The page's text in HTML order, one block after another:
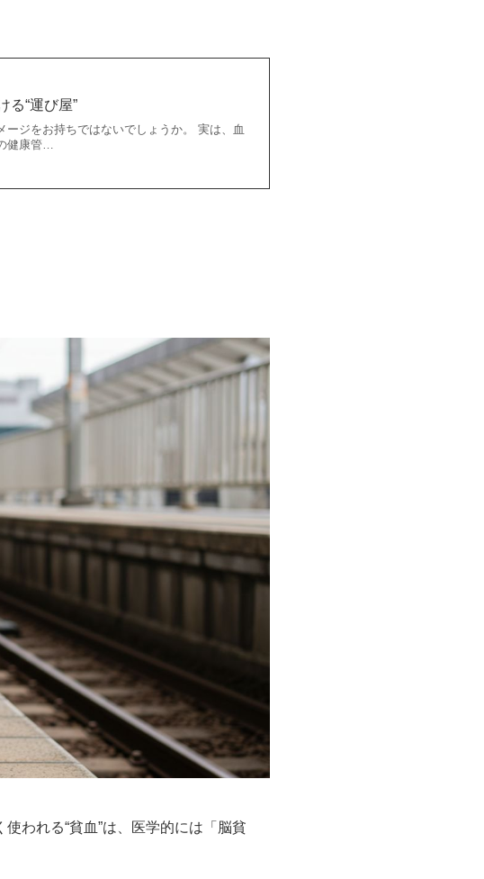
る“運び屋”
ジをお持ちではないでしょうか。 実は、血
健康管…
われる“貧血”は、医学的には「脳貧